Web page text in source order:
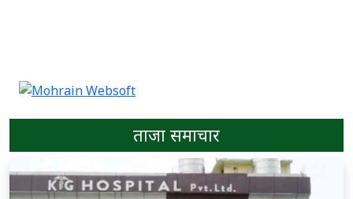
ताजा समाचार